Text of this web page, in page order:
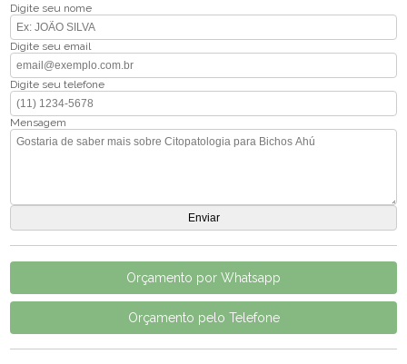
Digite seu nome
Digite seu email
Digite seu telefone
Mensagem
Orçamento por Whatsapp
Orçamento pelo Telefone